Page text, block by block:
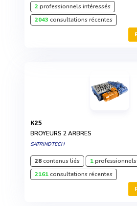
2professionnels intéressés
2043 consultations récentes
K25
BROYEURS 2 ARBRES
SATRINDTECH
28contenus liés 1
2161consultations récentes